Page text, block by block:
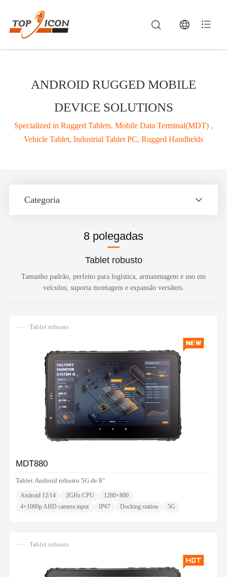
ANDROID RUGGED MOBILE
DEVICE SOLUTIONS
Specialized in Rugged Tablets, Mobile Data Terminal(MDT) ,
Vehicle Tablet, Industrial Tablet PC, Rugged Handhelds
Categoria
8 polegadas
Tablet robusto
Tamanho padrão, perfeito para logística, armazenagem e uso em
veículos; suporta montagem e expansão versáteis.
Tablet robusto
MDT880
Tablet Android robusto 5G de 8"
Android 12/14 2GHz CPU
1280×800
4×1080p AHD camera input
IP67 Docking station 5G
Tablet robusto